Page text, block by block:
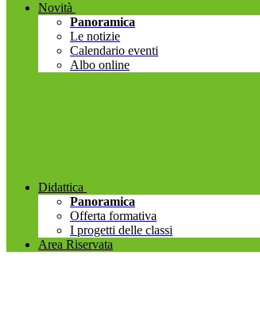
Novità
Panoramica
Le notizie
Calendario eventi
Albo online
Didattica
Panoramica
Offerta formativa
I progetti delle classi
Area Riservata